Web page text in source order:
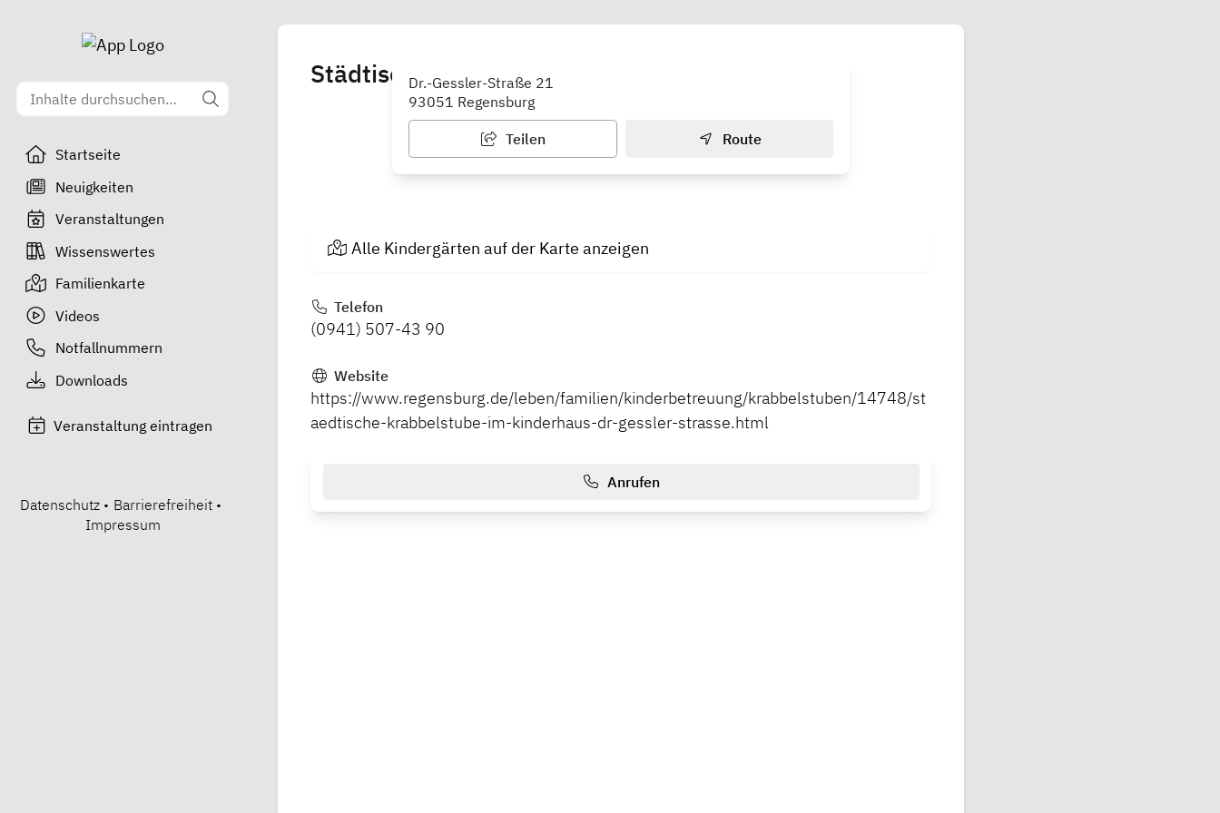
Startseite
Neuigkeiten
Veranstaltungen
Wissenswertes
Familienkarte
Videos
Notfallnummern
Downloads
Veranstaltung eintragen
Datenschutz • Barrierefreiheit •
Impressum
Städtisches Kinderhaus Dr.-Gessler-Straße
Dr.-Gessler-Straße 21
93051 Regensburg
Teilen Route
Alle Kindergärten auf der Karte anzeigen
Telefon
(0941) 507-43 90
Website
https://www.regensburg.de/leben/familien/kinderbetreuung/krabbelstuben/14748/st
aedtische-krabbelstube-im-kinderhaus-dr-gessler-strasse.html
Anrufen